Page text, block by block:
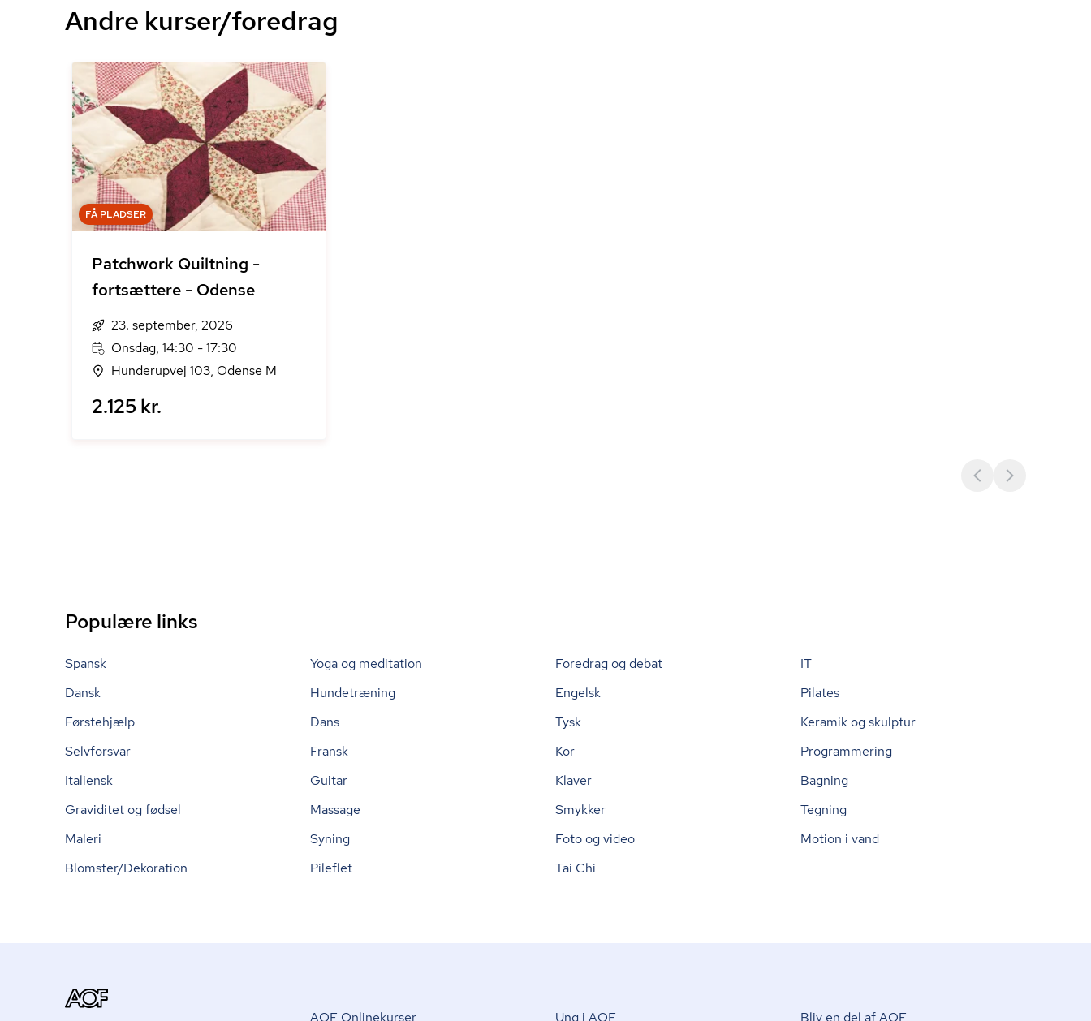
Andre kurser/foredrag
FÅ PLADSER
Patchwork Quiltning -
fortsættere - Odense
23. september, 2026
Onsdag, 14:30 - 17:30
Hunderupvej 103, Odense M
2.125 kr.
Populære links
Spansk Yoga og meditation Foredrag og debat
IT
Dansk
Hundetræning Engelsk
Pilates
Førstehjælp
Dans Tysk
Keramik og skulptur
Selvforsvar
Fransk Kor
Programmering
Italiensk
Guitar Klaver
Bagning
Graviditet og fødsel
Massage Smykker
Tegning
Maleri
Syning Foto og video
Motion i vand
Blomster/Dekoration
Pileflet Tai Chi
AOF Onlinekurser Ung i AOF Bliv en del af AOF